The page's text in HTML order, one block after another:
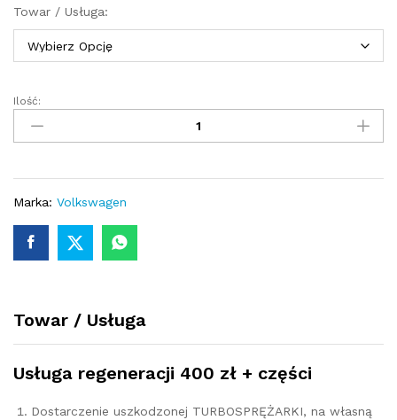
Towar / Usługa:
Turbosprężarka
turbina
Passat
B5
2.5TDI
180KM
059145701K
Ilość:
Marka: Volkswagen
Towar / Usługa
Usługa regeneracji 400 zł + części
Dostarczenie uszkodzonej TURBOSPRĘŻARKI, na własną